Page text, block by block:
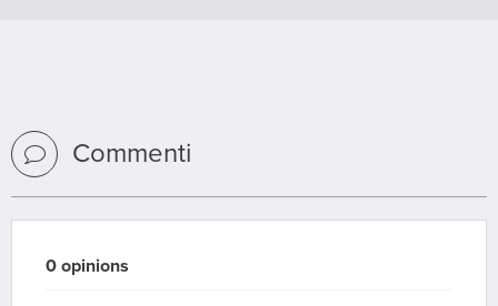
Commenti
0 opinions